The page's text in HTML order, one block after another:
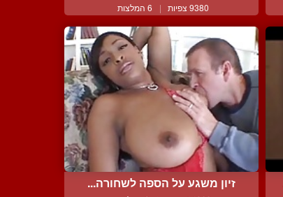
9380 צפיות | 6 המלצות
זיון משגע על הספה לשחורה...